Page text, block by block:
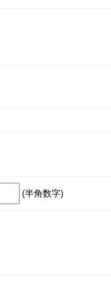
(半角数字)